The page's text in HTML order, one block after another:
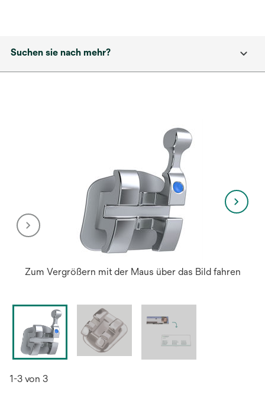
Suchen sie nach mehr?
Zum Vergrößern mit der Maus über das Bild fahren
1-3 von 3